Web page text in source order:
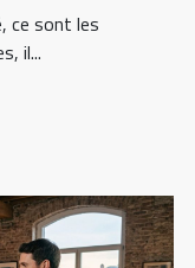
ce sont les
il...